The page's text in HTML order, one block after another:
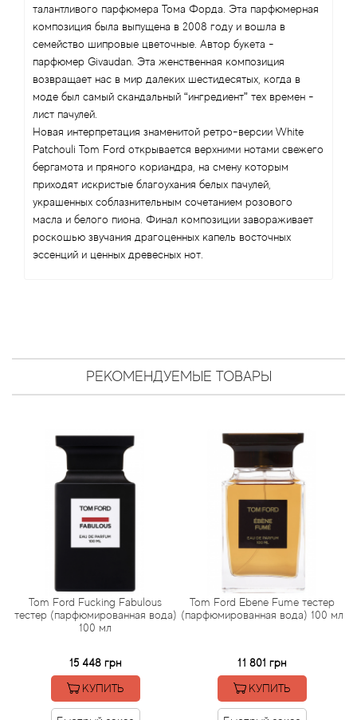
талантливого парфюмера Тома Форда. Эта парфюмерная
композиция была выпущена в 2008 году и вошла в
семейство шипровые цветочные. Автор букета -
парфюмер Givaudan. Эта женственная композиция
возвращает нас в мир далеких шестидесятых, когда в
моде был самый скандальный “ингредиент” тех времен -
лист пачулей.
Новая интерпретация знаменитой ретро-версии White
Patchouli Tom Ford открывается верхними нотами свежего
бергамота и пряного кориандра, на смену которым
приходят искристые благоухания белых пачулей,
украшенных соблазнительным сочетанием розового
масла и белого пиона. Финал композиции завораживает
роскошью звучания драгоценных капель восточных
эссенций и ценных древесных нот.
РЕКОМЕНДУЕМЫЕ ТОВАРЫ
Tom Ford Fucking Fabulous
тестер (парфюмированная вода)
100 мл
15 448 грн
КУПИТЬ
Tom Ford Ebene Fume тестер
(парфюмированная вода) 100 мл
11 801 грн
КУПИТЬ
Antonio Visconti
Aquolina
Arabesque Perfumes
Arabiyat
Aramis
Ariana Grande
Armaf
Arte Profumi
Asgharali
Atelier Cologne
Atelier Flou
Atkinsons